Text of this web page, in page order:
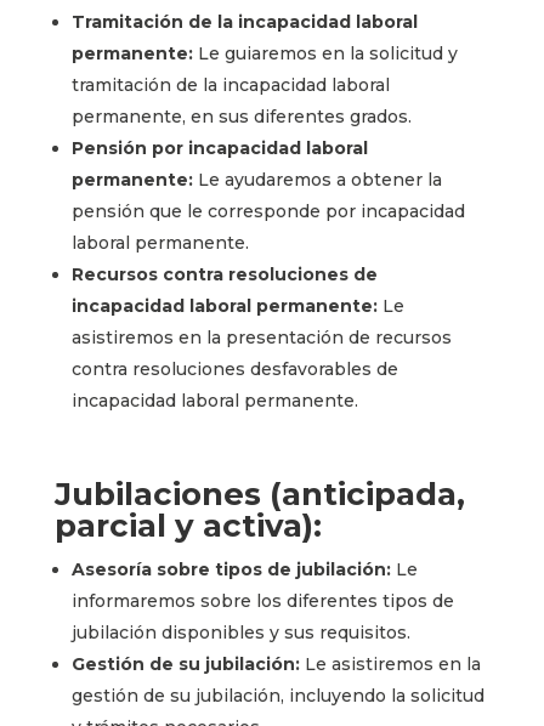
Tramitación de la incapacidad laboral
permanente:Le guiaremos en la solicitud y
tramitación de la incapacidad laboral
permanente, en sus diferentes grados.
Pensión por incapacidad laboral
permanente:Le ayudaremos a obtener la
pensión que le corresponde por incapacidad
laboral permanente.
Recursos contra resoluciones de
incapacidad laboral permanente:Le
asistiremos en la presentación de recursos
contra resoluciones desfavorables de
incapacidad laboral permanente.
Jubilaciones (anticipada,
parcial y activa):
Asesoría sobre tipos de jubilación:Le
informaremos sobre los diferentes tipos de
jubilación disponibles y sus requisitos.
Gestión de su jubilación:Le asistiremos en la
gestión de su jubilación, incluyendo la solicitud